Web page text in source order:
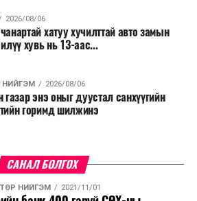
шилжүүлэх, төрийн албан
цахимаар ажиллуулах арга
үүрэг болголоо.
сайжирч, эдийн засгийн нөхцөл
тохиолдолд эдгээр
сулруулах юм.
2026/08/06
хатуу хучилттай авто замын
хувь нь 13-аас...
НИЙГЭМ 2026/08/06
газар энэ оныг дуустал санхүүгийн
горимд шилжинэ
САНАЛ БОЛГОХ
НИЙГЭМ 2021/11/01